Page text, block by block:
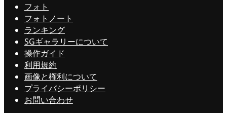
フォト
フォトノート
ランキング
SGギャラリーについて
操作ガイド
利用規約
画像と権利について
プライバシーポリシー
お問い合わせ